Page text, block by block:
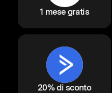
1 mese gratis
20% di sconto